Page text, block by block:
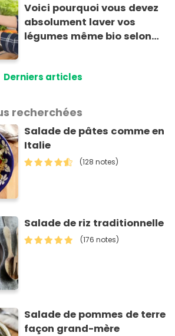
Voici pourquoi vous devez
absolument laver vos
légumes même bio selon
Derniers articles
recherchées
Salade de pâtes comme en
Italie
(128 notes)
Salade de riz traditionnelle
(176 notes)
Salade de pommes de terre
façon grand-mère